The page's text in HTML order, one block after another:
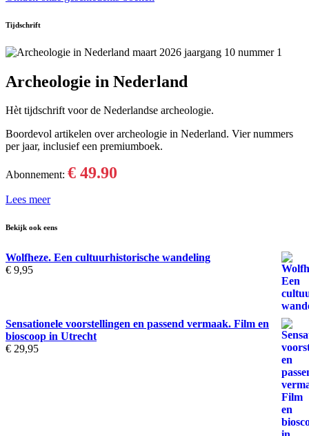
Tijdschrift
Archeologie in Nederland
Hèt tijdschrift voor de Nederlandse archeologie.
Boordevol artikelen over archeologie in Nederland. Vier nummers
per jaar, inclusief een premiumboek.
Abonnement: € 49.90
Lees meer
Bekijk ook eens
Wolfheze. Een cultuurhistorische wandeling
€ 9,95
Sensationele voorstellingen en passend vermaak. Film en
bioscoop in Utrecht
€ 29,95